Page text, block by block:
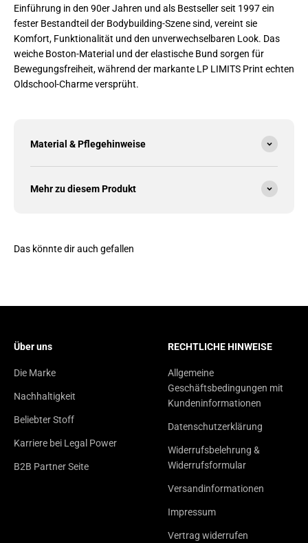
Einführung in den 90er Jahren und als Bestseller seit 1997 ein
fester Bestandteil der Bodybuilding-Szene sind, vereint sie
Komfort, Funktionalität und den unverwechselbaren Look. Das
weiche Boston-Material und der elastische Bund sorgen für
Bewegungsfreiheit, während der markante LP LIMITS Print echten
Oldschool-Charme versprüht.
Material & Pflegehinweise
Mehr zu diesem Produkt
Das könnte dir auch gefallen
Über uns
Die Marke
Nachhaltigkeit
Beliebter Stoff
Karriere bei Legal Power
B2B Partner Seite
RECHTLICHE HINWEISE
Allgemeine
Geschäftsbedingungen mit
Kundeninformationen
Datenschutzerklärung
Widerrufsbelehrung &
Widerrufsformular
Versandinformationen
Impressum
Vertrag widerrufen